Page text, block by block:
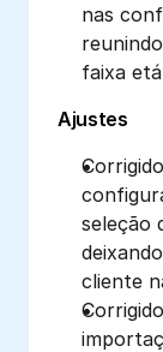
nas
faixa
Ajustes
seleção
cliente